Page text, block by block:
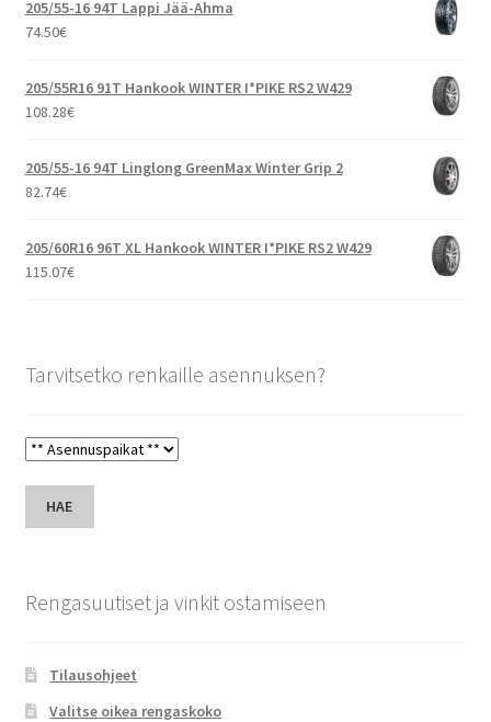
205/55-16 94T Lappi Jää-Ahma
74.50€
205/55R16 91T Hankook WINTER I*PIKE RS2 W429
108.28€
205/55-16 94T Linglong GreenMax Winter Grip 2
82.74€
205/60R16 96T XL Hankook WINTER I*PIKE RS2 W429
115.07€
Tarvitsetko renkaille asennuksen?
HAE
Rengasuutiset ja vinkit ostamiseen
Tilausohjeet
Valitse oikea rengaskoko